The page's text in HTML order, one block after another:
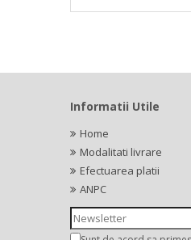
Informatii Utile
Home
Modalitati livrare
Efectuarea platii
ANPC